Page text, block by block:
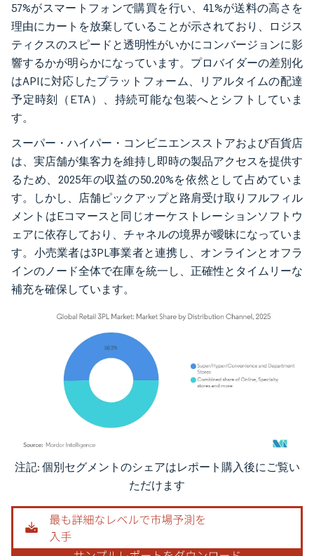
57%がスマートフォンで購買を行い、41%が送料の高さを
理由にカートを放棄していることが示されており、ロジス
ティクスのスピードと透明性がいかにコンバージョンに影
響するかが明らかになっています。プロバイダーの差別化
はAPIに対応したプラットフォーム、リアルタイムの配達
予定時刻（ETA）、持続可能な包装へとシフトしていま
す。
スーパー・ハイパー・コンビニエンスストアおよび百貨店
は、実店舗が集客力を維持し即時の製品アクセスを提供す
るため、2025年の収益の50.20%を依然として占めていま
す。しかし、店舗ピックアップと路肩受け取りフルフィル
メントはEコマースと同じオーケストレーションソフトウ
ェアに依存しており、チャネルの境界が曖昧になっていま
す。小売業者は3PL事業者と連携し、オンラインとオフラ
インのノード全体で在庫を統一し、正確性とタイムリーな
補充を確保しています。
画像 © Mordor Intelligence。再利用にはCC BY 4.0の表示が必要です。
注記: 個別セグメントのシェアはレポート購入後にご覧い
ただけます